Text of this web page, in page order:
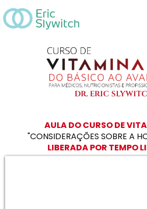
DR. ERIC
AULA DO CURSO DE
"CONSIDERAÇÕES SOBRE A
LIBERADA POR TEMPO